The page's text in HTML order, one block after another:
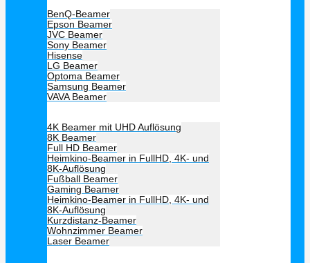
BenQ-Beamer
Epson Beamer
JVC Beamer
Sony Beamer
Hisense
LG Beamer
Optoma Beamer
Samsung Beamer
VAVA Beamer
4K Beamer mit UHD Auflösung
8K Beamer
Full HD Beamer
Heimkino-Beamer in FullHD, 4K- und
8K-Auflösung
Fußball Beamer
Gaming Beamer
Heimkino-Beamer in FullHD, 4K- und
8K-Auflösung
Kurzdistanz-Beamer
Wohnzimmer Beamer
Laser Beamer